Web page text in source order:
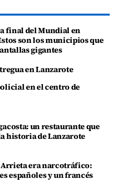
final del Mundial en
son los municipios que
gigantes
en Lanzarote
en el centro de
un restaurante que
historia de Lanzarote
Arrieta era narcotráfico:
españoles y un francés